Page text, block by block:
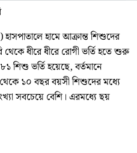
হামে আক্রান্ত শিশুদের
থেকে ধীরে ধীরে রোগী ভর্তি হতে শুরু
শিশু ভর্তি হয়েছে, বর্তমানে
১০ বছর বয়সী শিশুদের মধ্যে
সবচেয়ে বেশি। এরমধ্যে ছয়